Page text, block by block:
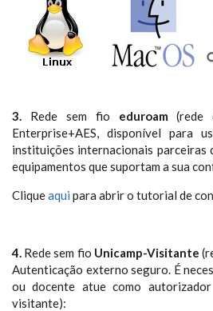
3. Rede sem fio eduroam (rede
Enterprise+AES, disponível para
instituições internacionais parceiras
equipamentos que suportam a sua
Cliqueaqui para abrir o tutorial de
4. Rede sem fio Unicamp-Visitante
Autenticação externo seguro. É
ou docente atue como
visitante):